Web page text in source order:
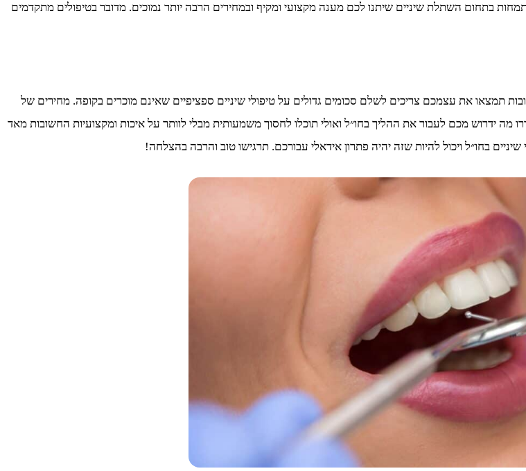
בתחום השתלת שיניים שיתנו לכם מענה מקצועי ומקיף ובמחירים הרבה יותר נמוכים. מדובר בטיפולים מתקדמים
תמצאו את עצמכם צריכים לשלם סכומים גדולים על טיפולי שיניים ספציפיים שאינם מוכרים בקופה. מחירים של
בעד כ70% מהמחירים בארץ, לכן חשוב שתבררו מה ידרוש מכם לעבור את ההליך בחו״ל ואולי תוכלו לחסוך משמעותית מבלי לוותר על איכות ומקצועיות החשובות מאד
בחו״ל ויכול להיות שזה יהיה פתרון אידאלי עבורכם. תרגישו טוב והרבה בהצלחה!